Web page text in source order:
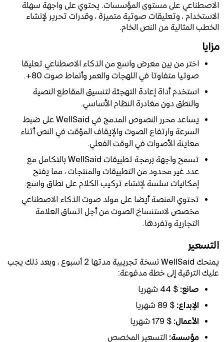
الاصطناعي على مستوى المؤسسات. يحتوي على واجهة سهلة
الاستخدام ، وتعليقات صوتية متميزة ، وقدرات تحرير لإنشاء
الخطب المثالية من النص الخام.
مزايا
اختر من بين معرض واسع من الذكاء الاصطناعي تعليقا
صوتيا متفاوتا في اللهجات والعمر وأنماط صوت 80+.
استخدم أداة إعادة التهجئة لتنسيق المقاطع النصية
والنطق دون مغادرة النظام الأساسي.
يساعد محرر النصوص المدمج في WellSaid على ضبط
السرعة وارتفاع الصوت والإيقاف المؤقت في النص أثناء
معاينة الأصوات في الوقت الفعلي.
تسمح واجهة برمجة تطبيقات WellSaid بالتكامل مع
عدد غير محدود من التطبيقات والمنتجات ، مما يفتح
إمكانيات سلسة لإنشاء تركيب الكلام على نطاق واسع.
تحتوي المنصة أيضا على مولد صوت الذكاء الاصطناعي
مخصص لاستنساخ الصوت من أجل اتساق العلامة
التجارية وتفردها.
التسعير
يمنحك WellSaid نسخة تجريبية مدتها 2 أسبوع ، وبعد ذلك يجب
عليك الترقية إلى خطة مدفوعة:
صانع:$ 44 شهريا
الإبداع:$ 89 شهريا
الأعمال:$ 179 شهريا
مؤسسة:التسعير المخصص